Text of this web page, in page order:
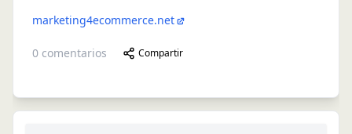
marketing4ecommerce.net
0 comentarios Compartir